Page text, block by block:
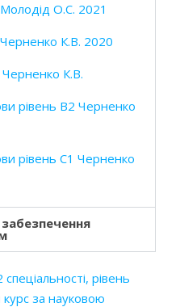
Молодід О.С. 2021
Черненко К.В. 2020
К.В.
рівень B2 Черненко
рівень С1 Черненко
забезпечення
рівень
за науковою